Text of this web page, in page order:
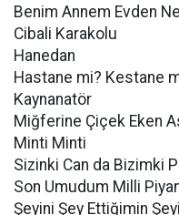
Benim Annem Evden
Cibali Karakolu
Hanedan
Hastane mi? Kestane
Kaynanatör
Miğferine Çiçek Eken
Minti Minti
Sizinki Can da Bizimki
Son Umudum Milli
Şeyini Şey Ettiğimin Şeyi